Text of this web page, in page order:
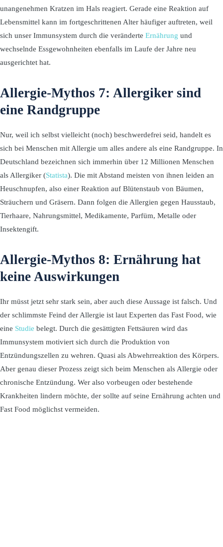
unangenehmen Kratzen im Hals reagiert. Gerade eine Reaktion auf
Lebensmittel kann im fortgeschrittenen Alter häufiger auftreten, weil
sich unser Immunsystem durch die veränderte Ernährung und
wechselnde Essgewohnheiten ebenfalls im Laufe der Jahre neu
ausgerichtet hat.
Allergie-Mythos 7: Allergiker sind
eine Randgruppe
Nur, weil ich selbst vielleicht (noch) beschwerdefrei seid, handelt es
sich bei Menschen mit Allergie um alles andere als eine Randgruppe. In
Deutschland bezeichnen sich immerhin über 12 Millionen Menschen
als Allergiker (Statista). Die mit Abstand meisten von ihnen leiden an
Heuschnupfen, also einer Reaktion auf Blütenstaub von Bäumen,
Sträuchern und Gräsern. Dann folgen die Allergien gegen Hausstaub,
Tierhaare, Nahrungsmittel, Medikamente, Parfüm, Metalle oder
Insektengift.
Allergie-Mythos 8: Ernährung hat
keine Auswirkungen
Ihr müsst jetzt sehr stark sein, aber auch diese Aussage ist falsch. Und
der schlimmste Feind der Allergie ist laut Experten das Fast Food, wie
eine Studie belegt. Durch die gesättigten Fettsäuren wird das
Immunsystem motiviert sich durch die Produktion von
Entzündungszellen zu wehren. Quasi als Abwehrreaktion des Körpers.
Aber genau dieser Prozess zeigt sich beim Menschen als Allergie oder
chronische Entzündung. Wer also vorbeugen oder bestehende
Krankheiten lindern möchte, der sollte auf seine Ernährung achten und
Fast Food möglichst vermeiden.